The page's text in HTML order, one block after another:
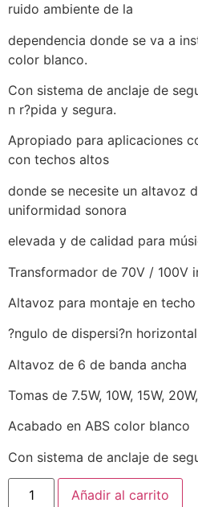
ruido ambiente de la
dependencia donde se va a
color blanco.
Con sistema de anclaje de
n r?pida y segura.
Apropiado para aplicaciones
con techos altos
donde se necesite un altavoz
uniformidad sonora
elevada y de calidad para
Transformador de 70V / 100V
Altavoz para montaje en
?ngulo de dispersi?n
Altavoz de 6 de banda ancha
Tomas de 7.5W, 10W, 15W,
Acabado en ABS color blanco
Con sistema de anclaje de
Añadir al carrito